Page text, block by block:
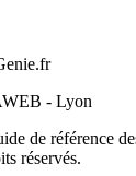
- Lyon
de référence
réservés.